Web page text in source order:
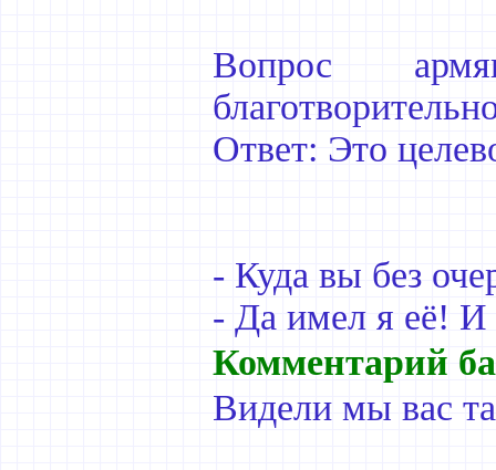
Вопрос
Ответ: Это
- Куда вы без
- Да имел я её! И
Комментарий
Видели мы вас